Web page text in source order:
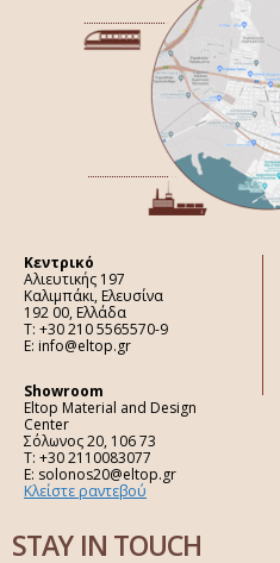
Κεντρικό
Αλιευτικής 197
Καλιμπάκι, Ελευσίνα
192 00, Ελλάδα
Τ: +30 210 5565570-9
E: info@eltop.gr
Showroom
Eltop Material and Design
Center
Σόλωνος 20, 106 73
Τ: +30 2110083077
E: solonos20@eltop.gr
Κλείστε ραντεβού
STAY IN TOUCH